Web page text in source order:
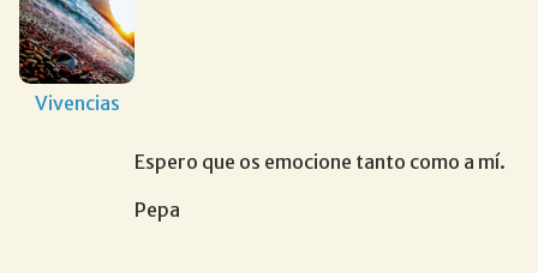
Vivencias
Espero que os emocione tanto como a mí.
Pepa